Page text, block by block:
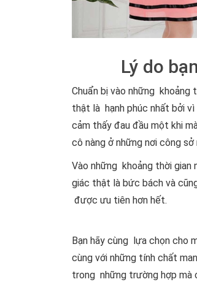
Lý do
Chuẩn bị vào những khoảng
thật là hạnh phúc nhất bởi
cảm thấy đau đầu một khi
cô nàng ở những nơi công
Vào những khoảng thời
giác thật là bức bách và
được ưu tiên hơn hết.
Bạn hãy cùng lựa chọn cho
cùng với những tính chất
trong những trường hợp mà